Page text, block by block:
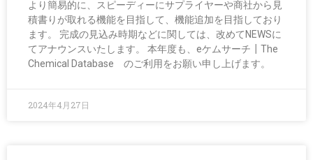
より簡易的に、スピーディーにサプライヤーや商社から見
積書りが取れる機能を目指して、機能追加を目指しており
ます。 完成の見込み時期などに関しては、改めてNEWSに
てアナウンスいたします。 本年度も、eケムサーチ┃The
Chemical Database のご利用をお願い申し上げます。
2024年4月27日